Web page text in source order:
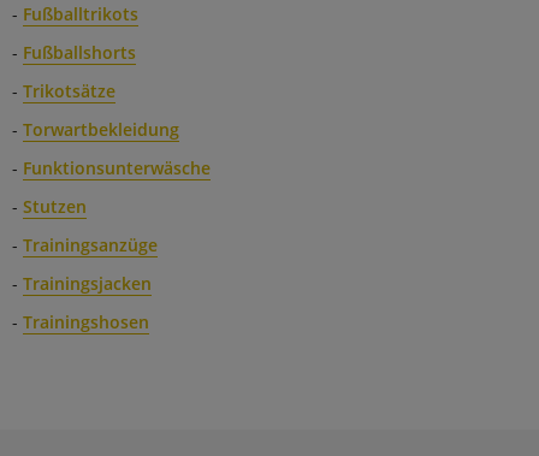
- Fußballtrikots
- Fußballshorts
- Trikotsätze
- Torwartbekleidung
- Funktionsunterwäsche
- Stutzen
- Trainingsanzüge
- Trainingsjacken
- Trainingshosen